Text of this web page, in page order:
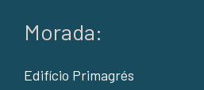
Morada:
Edifício Primagrés